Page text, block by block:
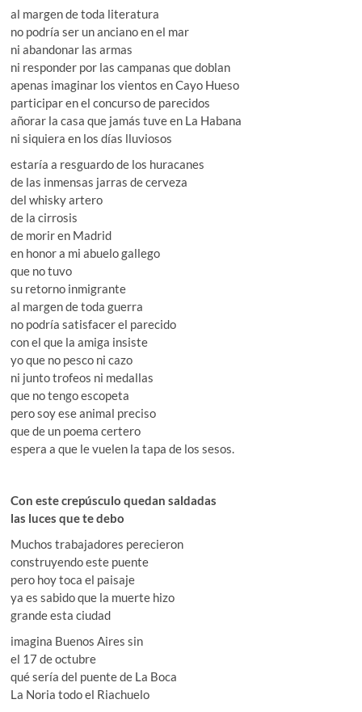
al margen de toda literatura
no podría ser un anciano en el mar
ni abandonar las armas
ni responder por las campanas que doblan
apenas imaginar los vientos en Cayo Hueso
participar en el concurso de parecidos
añorar la casa que jamás tuve en La Habana
ni siquiera en los días lluviosos
estaría a resguardo de los huracanes
de las inmensas jarras de cerveza
del whisky artero
de la cirrosis
de morir en Madrid
en honor a mi abuelo gallego
que no tuvo
su retorno inmigrante
al margen de toda guerra
no podría satisfacer el parecido
con el que la amiga insiste
yo que no pesco ni cazo
ni junto trofeos ni medallas
que no tengo escopeta
pero soy ese animal preciso
que de un poema certero
espera a que le vuelen la tapa de los sesos.
Con este crepúsculo quedan saldadas
las luces que te debo
Muchos trabajadores perecieron
construyendo este puente
pero hoy toca el paisaje
ya es sabido que la muerte hizo
grande esta ciudad
imagina Buenos Aires sin
el 17 de octubre
qué sería del puente de La Boca
La Noria todo el Riachuelo